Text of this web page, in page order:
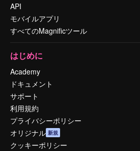
API
モバイルアプリ
すべてのMagnificツール
はじめに
Academy
ドキュメント
サポート
利用規約
プライバシーポリシー
オリジナル 新規
クッキーポリシー